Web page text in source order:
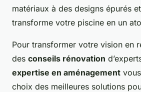
matériaux à des designs épurés
transforme votre piscine en un
Pour transformer votre vision en
des conseils rénovation
expertise en aménagement
choix des meilleures solutions